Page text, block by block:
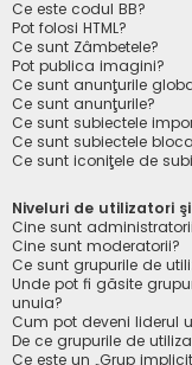
Ce este codul BB?
Pot folosi HTML?
Ce sunt Zâmbetele?
Pot publica imagini?
Ce sunt anunţurile
Ce sunt anunţurile?
Ce sunt subiectele
Ce sunt subiectele
Ce sunt iconiţele de
Niveluri de utilizatori
Cine sunt
Cine sunt moderatorii?
Ce sunt grupurile de
Unde pot fi găsite
unuia?
Cum pot deveni liderul
De ce grupurile de
Ce este un „Grup